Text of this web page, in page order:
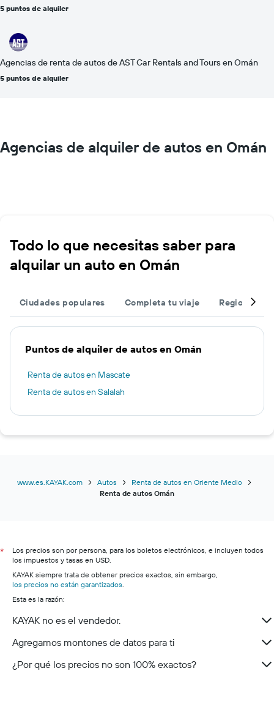
5 puntos de alquiler
Agencias de renta de autos de AST Car Rentals and Tours en Omán
5 puntos de alquiler
Agencias de alquiler de autos en Omán
Todo lo que necesitas saber para
alquilar un auto en Omán
Ciudades populares Completa tu viaje Regiones
Puntos de alquiler de autos en Omán
Renta de autos en Mascate
Renta de autos en Salalah
www.es.KAYAK.com Autos
Renta de autos en Oriente Medio
Renta de autos Omán
*
Los precios son por persona, para los boletos electrónicos, e incluyen todos
los impuestos y tasas en USD.
KAYAK siempre trata de obtener precios exactos, sin embargo,
los precios no están garantizados
Esta es la razón:
KAYAK no es el vendedor.
Agregamos montones de datos para ti
¿Por qué los precios no son 100% exactos?